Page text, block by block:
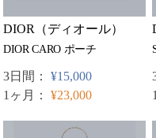
DIOR（ディオール）
DIOR CARO ポーチ
3日間： ¥15,000
1ヶ月： ¥23,000